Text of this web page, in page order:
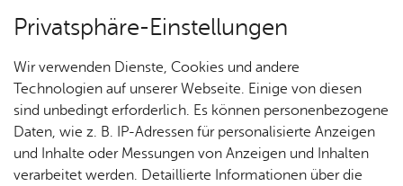
Über­sicht Bür­ger & Stadt
Ver­ei­ne
Ata­türk-Kul­tur­ver­ein e. V.
Privatsphäre-Einstellungen
Wir verwenden Dienste, Cookies und andere
Technologien auf unserer Webseite. Einige von diesen
sind unbedingt erforderlich. Es können personenbezogene
Daten, wie z. B. IP-Adressen für personalisierte Anzeigen
und Inhalte oder Messungen von Anzeigen und Inhalten
verarbeitet werden. Detaillierte Informationen über die